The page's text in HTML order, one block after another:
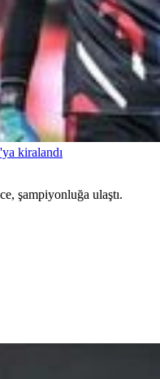
kiralandı
şampiyonluğa ulaştı.